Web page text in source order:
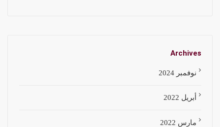
Archives
نوفمبر 2024
أبريل 2022
مارس 2022